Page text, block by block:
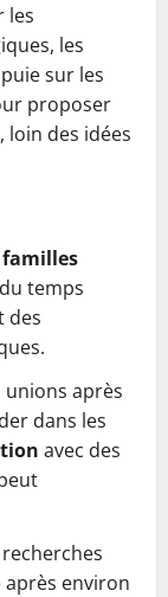
les
les
sur les
proposer
loin des idées
familles
temps
des
unions après
dans les
avec des
environ